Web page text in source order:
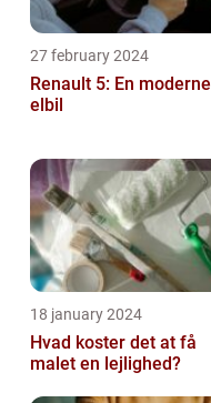
27 february 2024
Renault 5: En moderne
elbil
18 january 2024
Hvad koster det at få
malet en lejlighed?